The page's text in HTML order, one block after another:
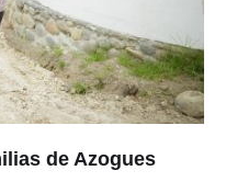
de Azogues